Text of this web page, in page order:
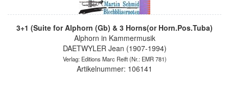
3+1 (Suite for Alphorn (Gb) & 3 Horns(or Horn.Pos.Tuba)
Alphorn in Kammermusik
DAETWYLER Jean (1907-1994)
Verlag: Editions Marc Reift(Nr.: EMR 781)
Artikelnummer: 106141